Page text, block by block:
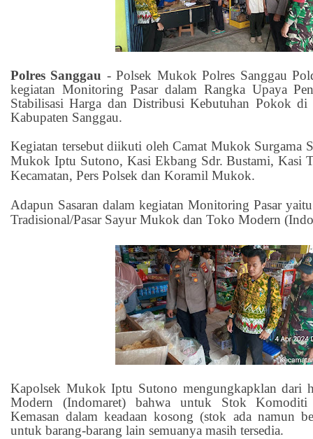
Polres Sanggau - Polsek Mukok Polres Sanggau
kegiatan Monitoring Pasar dalam Rangka Upaya
Stabilisasi Harga dan Distribusi Kebutuhan Pokok
Kabupaten Sanggau.
Kegiatan tersebut diikuti oleh Camat Mukok Surgama
Mukok Iptu Sutono, Kasi Ekbang Sdr. Bustami, Kasi
Kecamatan, Pers Polsek dan Koramil Mukok.
Adapun Sasaran dalam kegiatan Monitoring Pasar
Tradisional/Pasar Sayur Mukok dan Toko Modern
Kapolsek Mukok Iptu Sutono mengungkapklan dari
Modern (Indomaret) bahwa untuk Stok
Kemasan dalam keadaan kosong (stok ada namun
untuk barang-barang lain semuanya masih tersedia.